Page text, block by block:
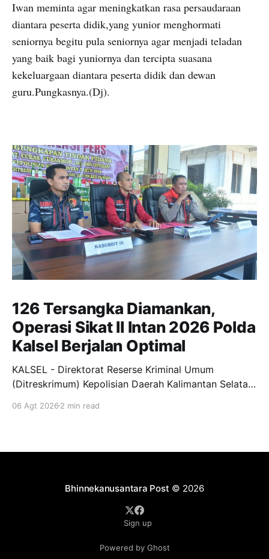
Iwan meminta agar meningkatkan rasa persaudaraan
diantara peserta didik,yang yunior menghormati
seniornya begitu pula seniornya agar menjadi teladan
yang baik bagi yuniornya dan tercipta suasana
kekeluargaan diantara peserta didik dan dewan
guru.Pungkasnya.(Dj).
126 Tersangka Diamankan,
Operasi Sikat II Intan 2026 Polda
Kalsel Berjalan Optimal
KALSEL - Direktorat Reserse Kriminal Umum
(Ditreskrimum) Kepolisian Daerah Kalimantan Selatan
menggelar Operasi Kepolisian Kewilayahan "Sikat II
Kapolda Kalsel Irjen Pol Dr. Rosyanto Yudha
06 Agt 2026 2 min read
Bhinnekanusantara Post © 2026
Sign up
Powered by Ghost